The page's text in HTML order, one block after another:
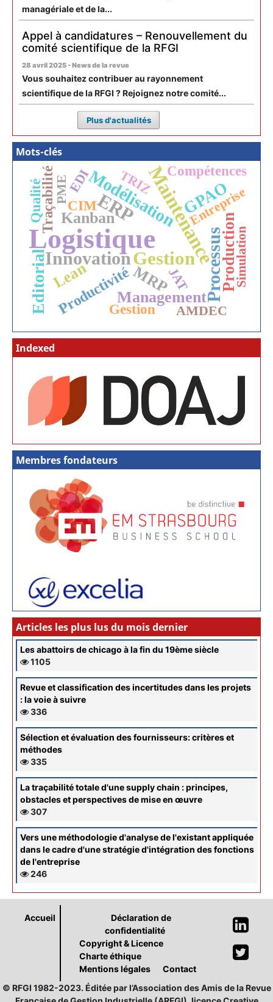
managériale et de la...
Appel à candidatures – Renouvellement du
comité scientifique de la RFGI
28 avril 2025 - News de la revue
Vous souhaitez contribuer au rayonnement
scientifique de la RFGI ? Rejoignez notre comité...
Plus d'actualités
Mots-clés
LogistiqueMaintenance
Gestion
ERP
Processus
Innovation
Editorial
ModélisationGPAO
Production
Kanban
MRP
Management
Lean
Productivité
Traçabilité CIM
Gestion
Qualité
Compétences
Simulation
TRIZ
PMEEDI
JAT
AMDEC
Entreprise
Indexed
Membres fondateurs
Articles les plus lus du mois dernier
Les abattoirs de chicago à la fin du 19ème siècle
1105
Revue et classification des incertitudes dans les projets
: la voie à suivre
336
Sélection et évaluation des fournisseurs: critères et
méthodes
335
La traçabilité totale d'une supply chain : principes,
obstacles et perspectives de mise en œuvre
307
Vers une méthodologie d'analyse de l'existant appliquée
dans le cadre d'une stratégie d'intégration des fonctions
de l'entreprise
246
Accueil
Déclaration de
confidentialité
Copyright & Licence
Charte éthique
Mentions légales
Contact
© RFGI 1982-2023. Éditée par l’Association des Amis de la Revue